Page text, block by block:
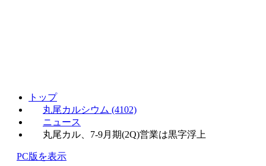
トップ
丸尾カルシウム (4102)
ニュース
丸尾カル、7-9月期(2Q)営業は黒字浮上
PC版を表示